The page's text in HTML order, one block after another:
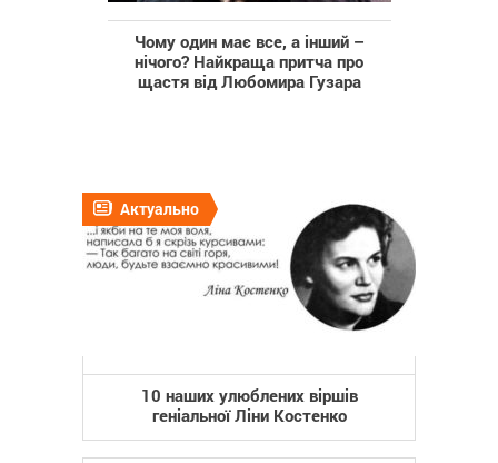
Чому один має все, а інший –
нічого? Найкраща притча про
щастя від Любомира Гузара
Актуально
10 наших улюблених віршів
геніальної Ліни Костенко